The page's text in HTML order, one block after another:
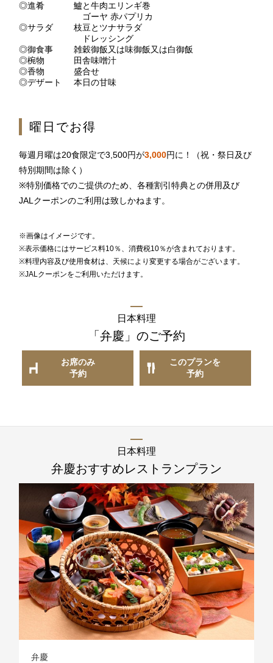
◎進肴
鱸と牛肉エリンギ巻
ゴーヤ 赤パプリカ
◎サラダ
枝豆とツナサラダ
ドレッシング
◎御食事
雑穀御飯又は味御飯又は白御飯
◎椀物
田舎味噌汁
◎香物
盛合せ
◎デザート
本日の甘味
曜日でお得
毎週月曜は20食限定で3,500円が3,000円に！（祝・祭日及び
特別期間は除く）
※特別価格でのご提供のため、各種割引特典との併用及び
JALクーポンのご利用は致しかねます。
※画像はイメージです。
※表示価格にはサービス料10％、消費税10％が含まれております。
※料理内容及び使用食材は、天候により変更する場合がございます。
※JALクーポンをご利用いただけます。
日本料理
「弁慶」 のご予約
お席のみ
予約
このプランを
予約
日本料理
弁慶おすすめレストランプラン
弁慶
TEL 092-482-1166
ティー＆カクテルラウンジ
TEL 092-482-1167
1F メインバー
お席のご予約
TEL 092-482-1168
以下のレストランをご利用の場合はお問合せフォームからご
連絡頂けますようお願いします
2F 寿司
銀明翠 博多
ご予約お問合せ